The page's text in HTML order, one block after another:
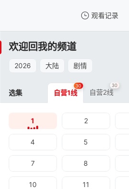
观看记录
我的观影记录
欢迎回我的频道
2026 大陆 剧情
选集 自营1线
30
自营2线
30
1 2
4 5
7 8
10 11